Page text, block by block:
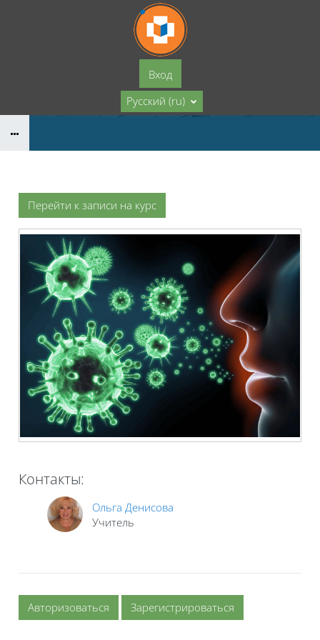
Перейти к основному содержанию
Вход
Русский ‎(ru)‎
Перейти к записи на курс
Контакты:
Ольга Денисова
Учитель
Авторизоваться Зарегистрироваться